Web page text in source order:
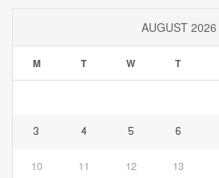
AUGUST 2026
M T W T
3 4 5 6
10 11 12 13